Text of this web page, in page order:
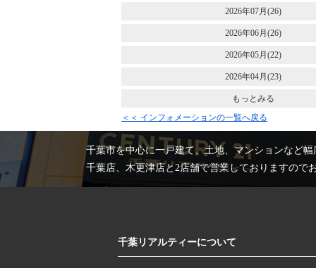
2026年07月(26)
2026年06月(26)
2026年05月(22)
2026年04月(23)
もっとみる
＜＜ インフォメーションの一覧へ戻る
千葉市を中心に一戸建て、土地、マンションなど
千葉店、木更津店と2店舗で営業しておりますので
千葉リアルティーについて